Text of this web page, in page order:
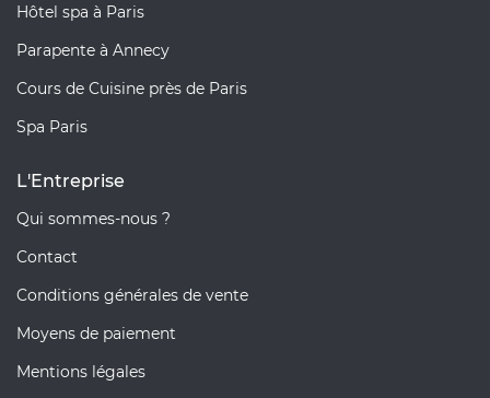
Hôtel spa à Paris
Parapente à Annecy
Cours de Cuisine près de Paris
Spa Paris
L'Entreprise
Qui sommes-nous ?
Contact
Conditions générales de vente
Moyens de paiement
Mentions légales